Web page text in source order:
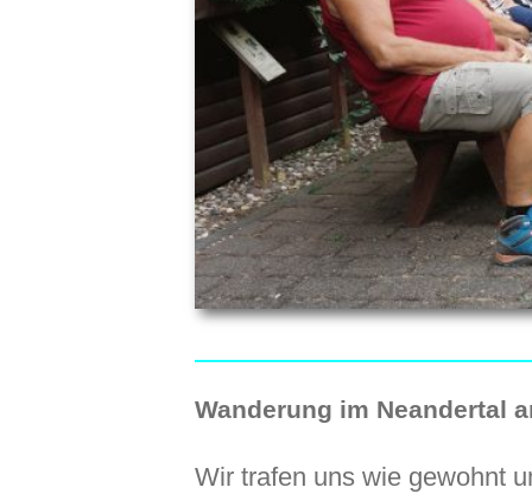
Wanderung im Neandertal
Wir trafen uns wie gewohnt